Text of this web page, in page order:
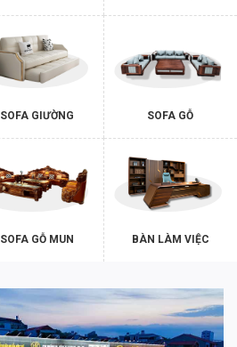
SOFA GIƯỜNG SOFA GỖ
SOFA GỖ MUN BÀN LÀM VIỆC